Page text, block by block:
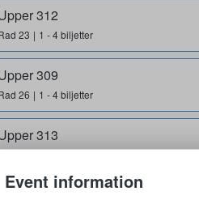
312
23 1 - 4 biljetter
309
26 1 - 4 biljetter
313
18 1 - 3 biljetter
Event information